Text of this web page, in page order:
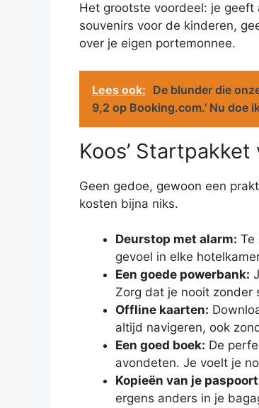
Het grootste voordeel: je
souvenirs voor de kinderen,
over je eigen portemonnee.
Lees ook: De blunder die
9,2 op Booking.com.’ Nu doe
Koos’
Geen gedoe, gewoon een
kosten bijna niks.
Deurstop met alarm: Te
gevoel in elke
Een goede powerbank:
Zorg dat je nooit zonder
Offline kaarten:
altijd navigeren, ook
Een goed boek: De
avondeten. Je voelt je
Kopieën van je
ergens anders in je